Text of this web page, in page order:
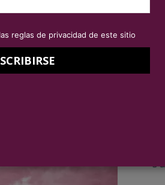
de las
reglas de privacidad de este sitio